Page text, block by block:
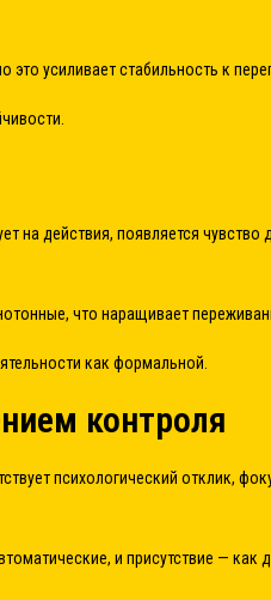
усиливает стабильность к
на действия, появляется
что наращивает
как формальной.
контроля
психологический отклик,
и присутствие — как